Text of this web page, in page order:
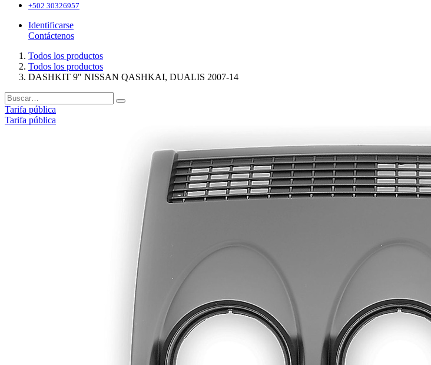
+502 30326957
Identificarse
Contáctenos
Todos los productos
Todos los productos
DASHKIT 9" NISSAN QASHKAI, DUALIS 2007-14
Tarifa pública
Tarifa pública